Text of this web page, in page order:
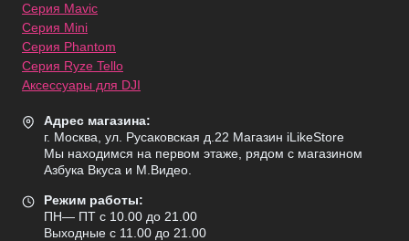
Серия Mavic
Серия Mini
Серия Phantom
Серия Ryze Tello
Аксессуары для DJI
Адрес магазина:
г. Москва, ул. Русаковская д.22 Магазин iLikeStore
Мы находимся на первом этаже, рядом с магазином
Азбука Вкуса и М.Видео.
Режим работы:
ПН— ПТ с 10.00 до 21.00
Выходные с 11.00 до 21.00